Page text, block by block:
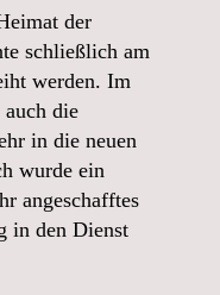
der
schließlich am
werden. Im
die
in die neuen
wurde ein
angeschafftes
in den Dienst